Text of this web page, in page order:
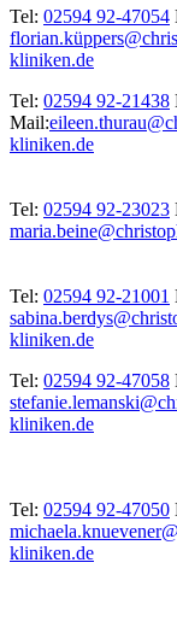
Tel: 02594 92-47054
kliniken.de
Tel: 02594 92-21438
Mail:
kliniken.de
Tel: 02594 92-23023
Tel: 02594 92-21001
kliniken.de
Tel: 02594 92-47058
kliniken.de
Tel: 02594 92-47050
kliniken.de